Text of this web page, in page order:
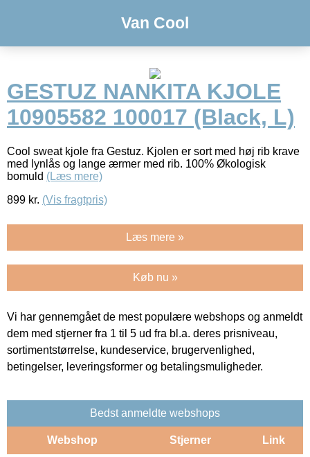
Van Cool
GESTUZ NANKITA KJOLE
10905582 100017 (Black, L)
Cool sweat kjole fra Gestuz. Kjolen er sort med høj rib krave
med lynlås og lange ærmer med rib. 100% Økologisk
bomuld (Læs mere)
899 kr. (Vis fragtpris)
Læs mere »
Køb nu »
Vi har gennemgået de mest populære webshops og anmeldt
dem med stjerner fra 1 til 5 ud fra bl.a. deres prisniveau,
sortimentstørrelse, kundeservice, brugervenlighed,
betingelser, leveringsformer og betalingsmuligheder.
Bedst anmeldte webshops
Webshop Stjerner Link